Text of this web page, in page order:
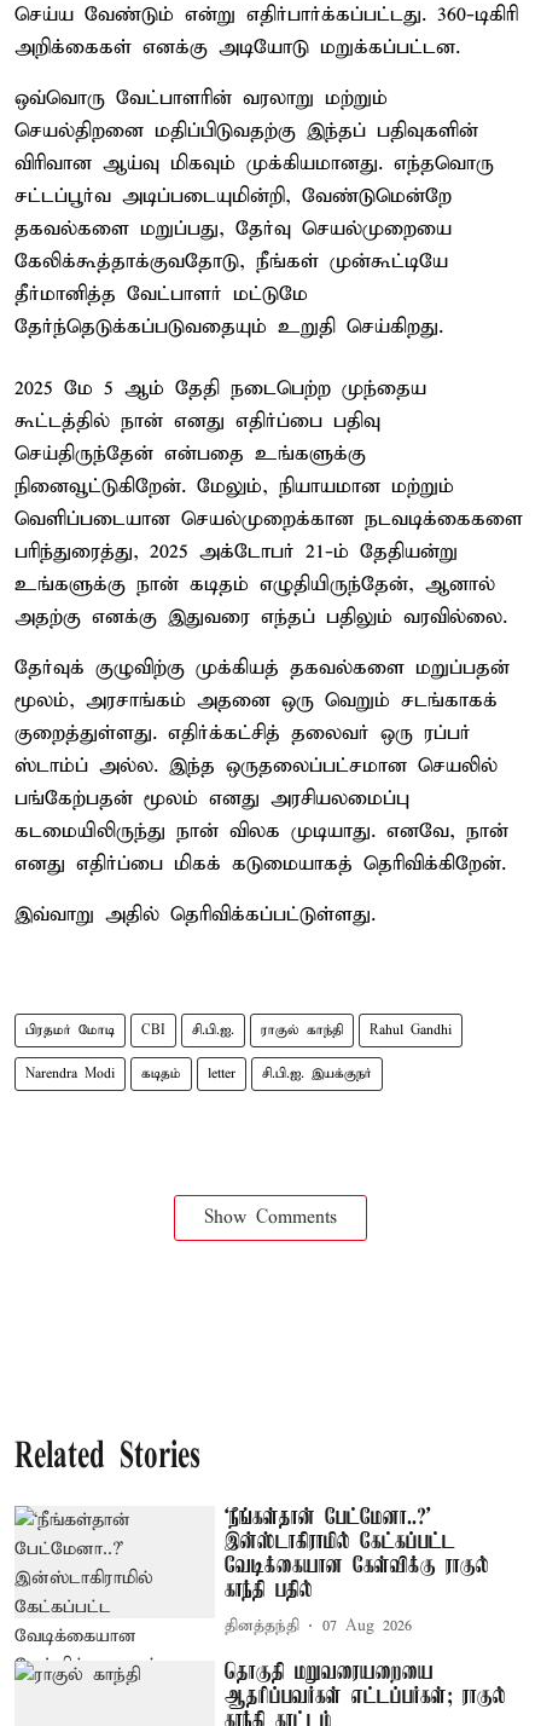
செய்ய வேண்டும் என்று எதிர்பார்க்கப்பட்டது. 360-டிகிரி
அறிக்கைகள் எனக்கு அடியோடு மறுக்கப்பட்டன.
ஒவ்வொரு வேட்பாளரின் வரலாறு மற்றும்
செயல்திறனை மதிப்பிடுவதற்கு இந்தப் பதிவுகளின்
விரிவான ஆய்வு மிகவும் முக்கியமானது. எந்தவொரு
சட்டப்பூர்வ அடிப்படையுமின்றி, வேண்டுமென்றே
தகவல்களை மறுப்பது, தேர்வு செயல்முறையை
கேலிக்கூத்தாக்குவதோடு, நீங்கள் முன்கூட்டியே
தீர்மானித்த வேட்பாளர் மட்டுமே
தேர்ந்தெடுக்கப்படுவதையும் உறுதி செய்கிறது.
2025 மே 5 ஆம் தேதி நடைபெற்ற முந்தைய
கூட்டத்தில் நான் எனது எதிர்ப்பை பதிவு
செய்திருந்தேன் என்பதை உங்களுக்கு
நினைவூட்டுகிறேன். மேலும், நியாயமான மற்றும்
வெளிப்படையான செயல்முறைக்கான நடவடிக்கைகளை
பரிந்துரைத்து, 2025 அக்டோபர் 21-ம் தேதியன்று
உங்களுக்கு நான் கடிதம் எழுதியிருந்தேன், ஆனால்
அதற்கு எனக்கு இதுவரை எந்தப் பதிலும் வரவில்லை.
தேர்வுக் குழுவிற்கு முக்கியத் தகவல்களை மறுப்பதன்
மூலம், அரசாங்கம் அதனை ஒரு வெறும் சடங்காகக்
குறைத்துள்ளது. எதிர்க்கட்சித் தலைவர் ஒரு ரப்பர்
ஸ்டாம்ப் அல்ல. இந்த ஒருதலைப்பட்சமான செயலில்
பங்கேற்பதன் மூலம் எனது அரசியலமைப்பு
கடமையிலிருந்து நான் விலக முடியாது. எனவே, நான்
எனது எதிர்ப்பை மிகக் கடுமையாகத் தெரிவிக்கிறேன்.
இவ்வாறு அதில் தெரிவிக்கப்பட்டுள்ளது.
பிரதமர் மோடி CBI சி.பி.ஐ. ராகுல் காந்தி Rahul Gandhi
Narendra Modi கடிதம் letter சி.பி.ஐ. இயக்குநர்
Show Comments
Related Stories
‘நீங்கள்தான் பேட்மேனா..?’
இன்ஸ்டாகிராமில் கேட்கப்பட்ட
வேடிக்கையான கேள்விக்கு ராகுல்
காந்தி பதில்
தினத்தந்தி 07 Aug 2026
தொகுதி மறுவரையறையை
ஆதரிப்பவர்கள் எட்டப்பர்கள்; ராகுல்
காந்தி காட்டம்